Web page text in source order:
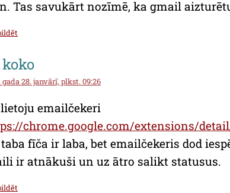
Tas savukārt nozīmē, ka gmail
koko
gada 28. janvārī, plkst. 09:26
emailčekeri
chrome.google.com/extensions/
fīča ir laba, bet emailčekeris dod
ir atnākuši un uz ātro salikt statusus.